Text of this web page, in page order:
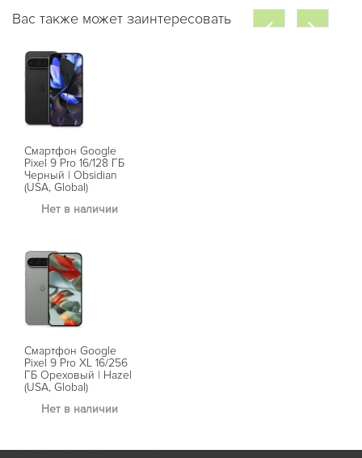
Вас также может заинтересовать
Смартфон Google
Pixel 9 Pro 16/128 ГБ
Черный | Obsidian
(USA, Global)
Нет в наличии
Смартфон Google
Pixel 9 Pro XL 16/256
ГБ Ореховый | Hazel
(USA, Global)
Нет в наличии